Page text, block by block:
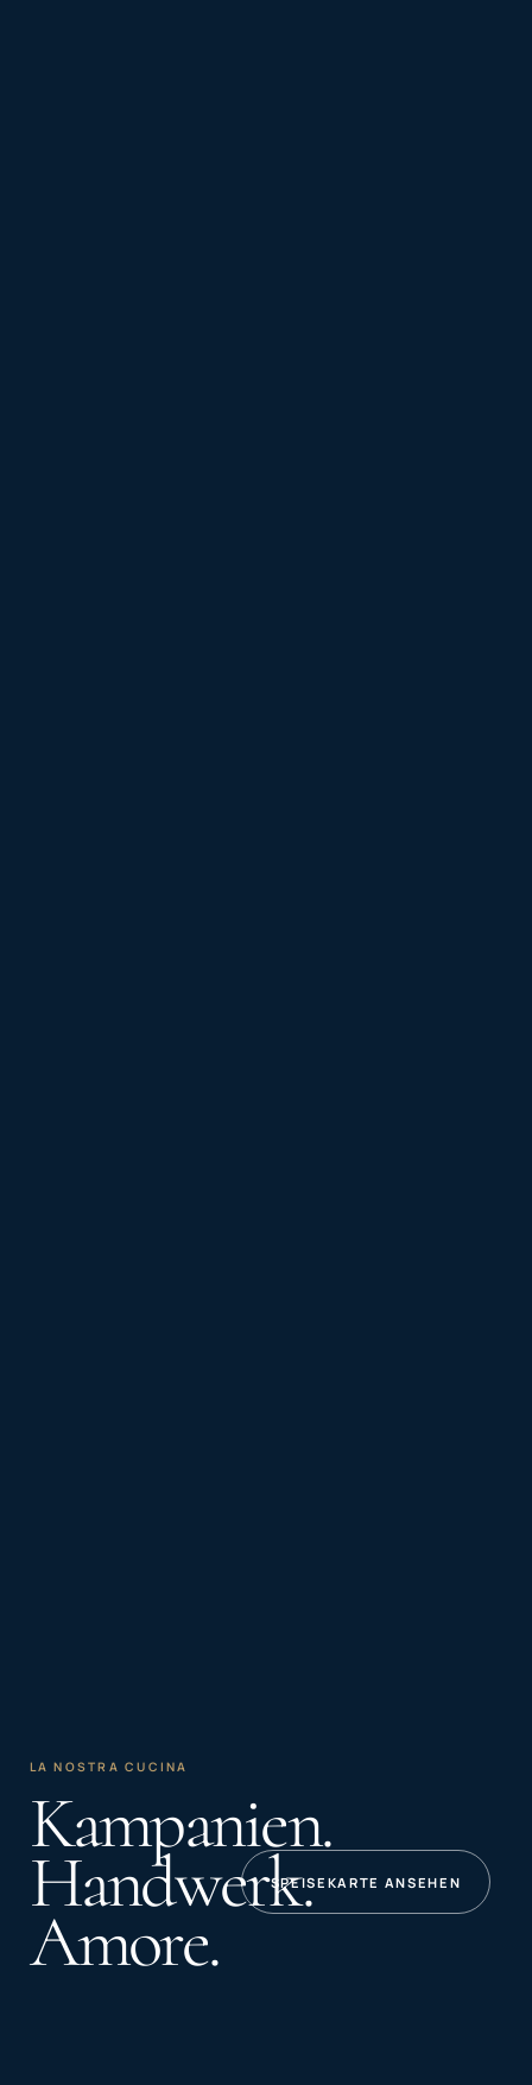
LA NOSTRA CUCINA
Kampanien.
Handwerk.
Amore.
SPEISEKARTE ANSEHEN